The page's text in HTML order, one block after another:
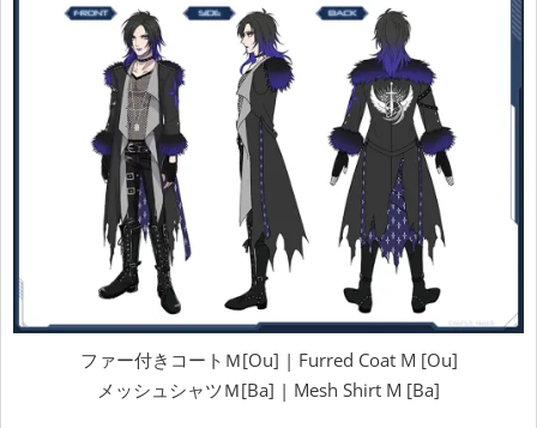
ファー付きコートＭ[Ou] | Furred Coat M [Ou]
メッシュシャツＭ[Ba] | Mesh Shirt M [Ba]